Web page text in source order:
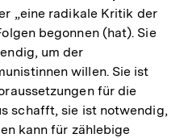
„eine radikale Kritik der
begonnen (hat). Sie
um der
willen. Sie ist
für die
schafft, sie ist notwendig,
kann für zählebige